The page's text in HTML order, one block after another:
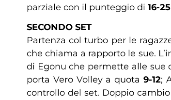
parziale con il punteggio di 16-25
SECONDO SET
Partenza col turbo per le
che chiama a rapporto le sue.
di Egonu che permette alle sue
porta Vero Volley a quota 9-12;
controllo del set. Doppio